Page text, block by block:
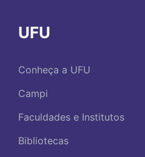
UFU
Conheça a UFU
Campi
Faculdades e Institutos
Bibliotecas